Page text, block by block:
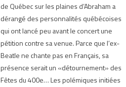
de Québec sur les plaines d’Abraham a
dérangé des personnalités québécoises
qui ont lancé peu avant le concert une
pétition contre sa venue. Parce que l’ex-
Beatle ne chante pas en Français, sa
présence serait un «détournement» des
Fêtes du 400e… Les polémiques initiées